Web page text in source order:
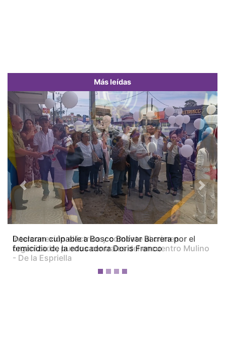
Más leídas
Interconexión eléctrica y combate al crimen
organizado, puntos centrales del encuentro Mulino
- De la Espriella
Previous Next